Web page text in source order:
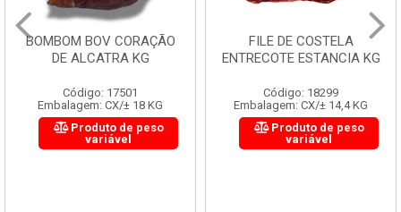
BOMBOM BOV CORAÇÃO
DE ALCATRA KG
Código: 17501
Embalagem: CX/± 18 KG
Produto de peso
variável
FILE DE COSTELA
ENTRECOTE ESTANCIA KG
Código: 18299
Embalagem: CX/± 14,4 KG
Produto de peso
variável